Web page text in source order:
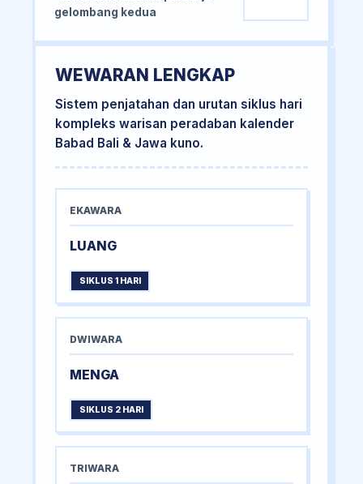
gelombang kedua
WEWARAN LENGKAP
Sistem penjatahan dan urutan siklus hari
kompleks warisan peradaban kalender
Babad Bali & Jawa kuno.
EKAWARA
LUANG
SIKLUS 1 HARI
DWIWARA
MENGA
SIKLUS 2 HARI
TRIWARA